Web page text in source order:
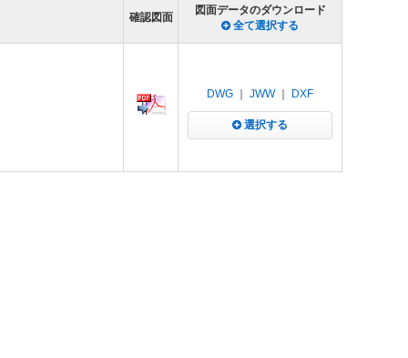
確認図面
図面データのダウンロード
全て選択する
DWG JWW｜ DXF
選択する